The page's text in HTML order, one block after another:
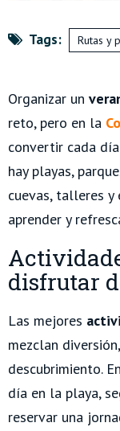
Tags: Rutas y
Organizar un
reto, pero en la
convertir cada
hay playas,
cuevas, talleres y
aprender y
disfrutar
Las mejores
mezclan
descubrimiento.
día en la playa,
reservar una